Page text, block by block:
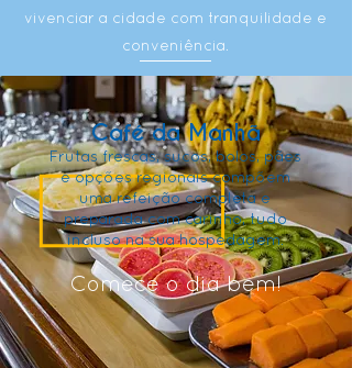
vivenciar a cidade com tranquilidade e
conveniência.
Café da Manhã
Frutas frescas, sucos, bolos, pães
e opções regionais compõem
uma refeição completa e
preparada com carinho, tudo
incluso na sua hospedagem.
Comece o dia bem!